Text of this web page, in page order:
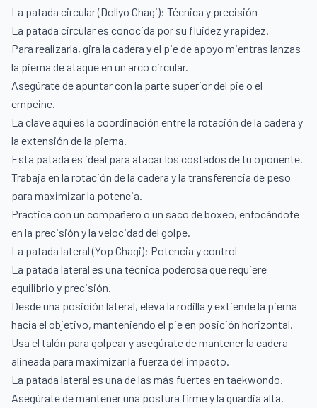
La patada circular (Dollyo Chagi): Técnica y precisión
La patada circular es conocida por su fluidez y rapidez.
Para realizarla, gira la cadera y el pie de apoyo mientras lanzas
la pierna de ataque en un arco circular.
Asegúrate de apuntar con la parte superior del pie o el
empeine.
La clave aquí es la coordinación entre la rotación de la cadera y
la extensión de la pierna.
Esta patada es ideal para atacar los costados de tu oponente.
Trabaja en la rotación de la cadera y la transferencia de peso
para maximizar la potencia.
Practica con un compañero o un saco de boxeo, enfocándote
en la precisión y la velocidad del golpe.
La patada lateral (Yop Chagi): Potencia y control
La patada lateral es una técnica poderosa que requiere
equilibrio y precisión.
Desde una posición lateral, eleva la rodilla y extiende la pierna
hacia el objetivo, manteniendo el pie en posición horizontal.
Usa el talón para golpear y asegúrate de mantener la cadera
alineada para maximizar la fuerza del impacto.
La patada lateral es una de las más fuertes en taekwondo.
Asegúrate de mantener una postura firme y la guardia alta.